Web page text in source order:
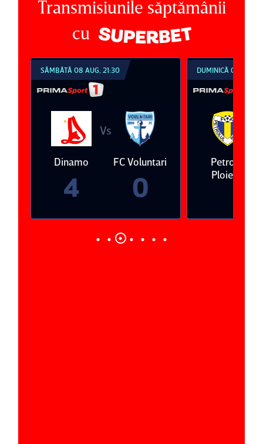
Transmisiunile săptămânii
cu
FC Voluntari
DUMINICĂ 09 AUG, 18:30
Petrolul
Ploieşti
Oţelul Galaţi